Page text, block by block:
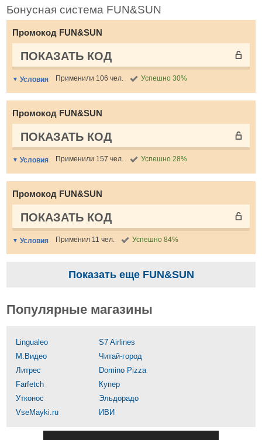
Бонусная система FUN&SUN
Промокод FUN&SUN
ПОКАЗАТЬ КОД
Условия Применили 106 чел. Успешно 30%
Промокод FUN&SUN
ПОКАЗАТЬ КОД
Условия Применили 157 чел. Успешно 28%
Промокод FUN&SUN
ПОКАЗАТЬ КОД
Условия Применил 11 чел. Успешно 84%
Показать еще FUN&SUN
Популярные магазины
Lingualeo
S7 Airlines
М.Видео
Читай-город
Литрес
Domino Pizza
Farfetch
Купер
Утконос
Эльдорадо
VseMayki.ru
ИВИ